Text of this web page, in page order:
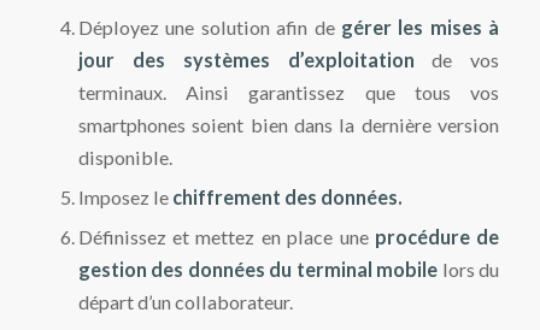
Déployez une solution afin de gérer les mises à
jour des systèmes d’exploitation de vos
terminaux. Ainsi garantissez que tous vos
smartphones soient bien dans la dernière version
disponible.
Imposez le chiffrement des données.
Définissez et mettez en place une procédure de
gestion des données du terminal mobile lors du
départ d’un collaborateur.